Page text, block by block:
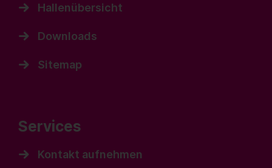
Hallenübersicht
Downloads
Sitemap
Services
Kontakt aufnehmen